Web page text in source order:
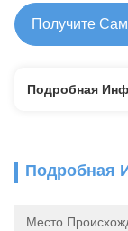
Получите
Подробная
Подробная
Место